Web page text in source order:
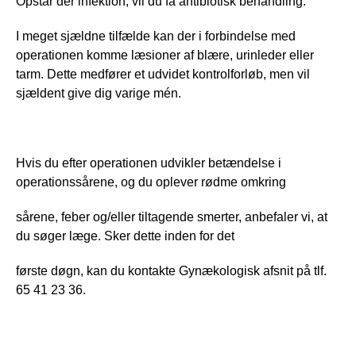
I meget sjældne tilfælde kan der i forbindelse med
operationen komme læsioner af blære, urinleder eller
tarm. Dette medfører et udvidet kontrolforløb, men vil
sjældent give dig varige mén.
Hvis du efter operationen udvikler betændelse i
operationssårene, og du oplever rødme omkring
sårene, feber og/eller tiltagende smerter, anbefaler vi, at
du søger læge. Sker dette inden for det
første døgn, kan du kontakte Gynækologisk afsnit på tlf.
65 41 23 36.